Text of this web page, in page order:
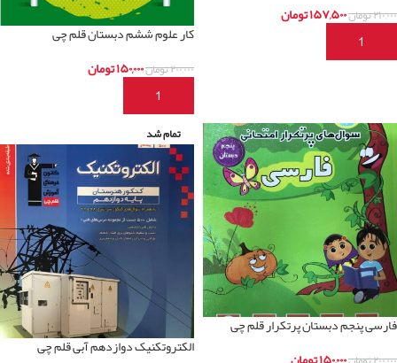
۲۱۰,۰۰۰تومان۱۵۷,۵۰۰تومان
افزودن به سبد خرید کار علوم ششم دبستان قلم چی
۲۰۰,۰۰۰تومان۱۵۰,۰۰۰تومان
افزودن به سبد خرید
فارسی پنجم دبستان پرتکرار قلم چی
تمام شد
الکتروتکنیک دوازدهم آبی قلم چی